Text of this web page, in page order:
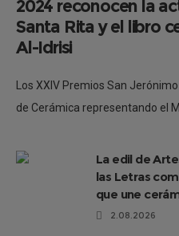
2024 reconocen la
Santa Rita y el libro
Al-Idrisi
Los XXIV Premios San
de Cerámica representando el
La edil de
las Letras
que une
2.08.2026